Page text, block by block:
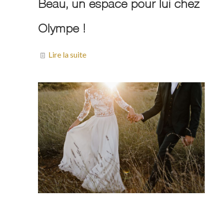
Olympe !
Lire la suite